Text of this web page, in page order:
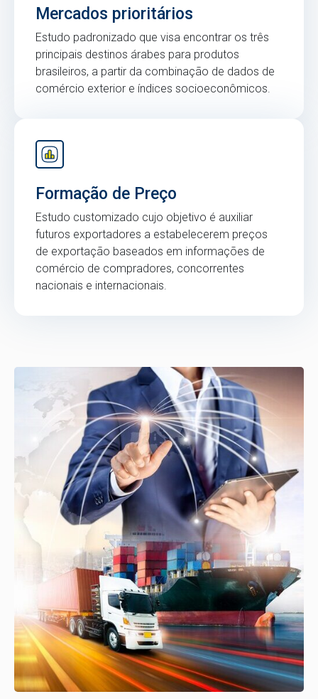
Mercados prioritários
Estudo padronizado que visa encontrar os três
principais destinos árabes para produtos
brasileiros, a partir da combinação de dados de
comércio exterior e índices socioeconômicos.
Formação de Preço
Estudo customizado cujo objetivo é auxiliar
futuros exportadores a estabelecerem preços
de exportação baseados em informações de
comércio de compradores, concorrentes
nacionais e internacionais.